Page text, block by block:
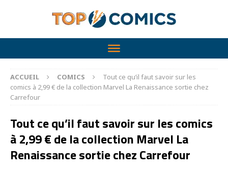
ACCUEIL COMICS
Tout ce qu’il faut savoir sur les
comics à 2,99 € de la collection Marvel La Renaissance sortie chez
Carrefour
Tout ce qu’il faut savoir sur les comics
à 2,99 € de la collection Marvel La
Renaissance sortie chez Carrefour